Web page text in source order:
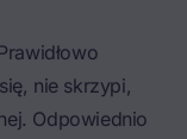
nie skrzypi,
Odpowiednio